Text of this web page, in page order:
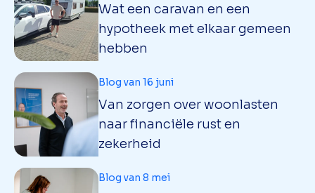
Wat een caravan en een
hypotheek met elkaar gemeen
hebben
Van zorgen over woonlasten
naar financiële rust en
zekerheid
Blog van 16 juni
Blog van 8 mei